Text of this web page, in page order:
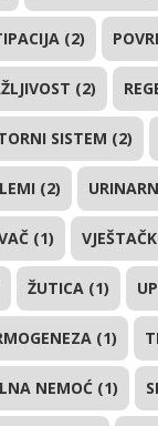
(2)
(2)
SISTEM (2)
(2)
(1)
ŽUTICA (1)
(1)
NEMOĆ (1)